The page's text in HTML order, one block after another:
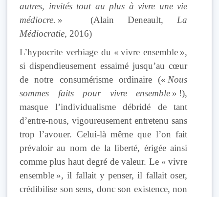
autres, invités tout au plus à vivre une vie
médiocre. » (Alain Deneault, La
Médiocratie, 2016)
L’hypocrite verbiage du « vivre ensemble »,
si dispendieusement essaimé jusqu’au cœur
de notre consumérisme ordinaire (« Nous
sommes faits pour vivre ensemble » !),
masque l’individualisme débridé de tant
d’entre-nous, vigoureusement entretenu sans
trop l’avouer. Celui-là même que l’on fait
prévaloir au nom de la liberté, érigée ainsi
comme plus haut degré de valeur. Le « vivre
ensemble », il fallait y penser, il fallait oser,
crédibilise son sens, donc son existence, non